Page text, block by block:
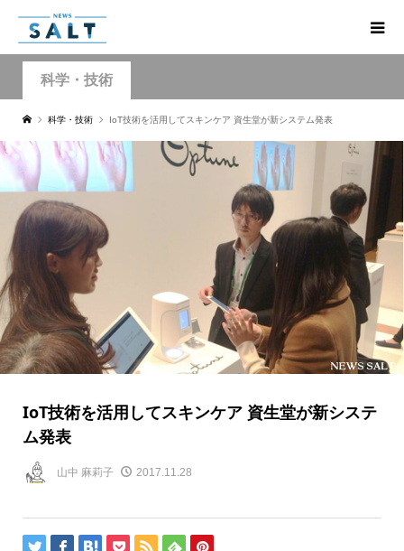
科学・技術
科学・技術 IoT技術を活用してスキンケア 資生堂が新システム発表
IoT技術を活用してスキンケア 資生堂が新システ
ム発表
山中 麻莉子 2017.11.28